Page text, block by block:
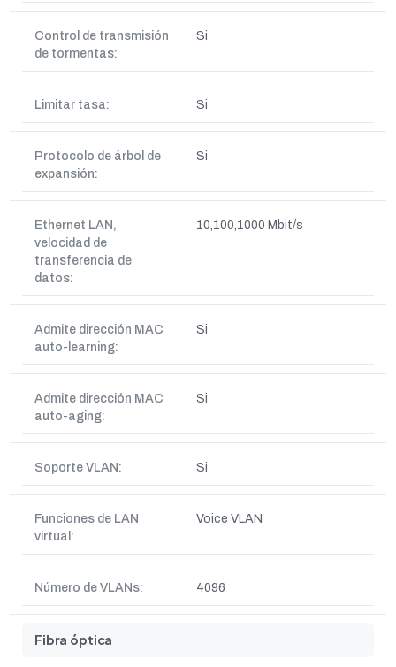
Control de transmisión
de tormentas:
Si
Limitar tasa: Si
Protocolo de árbol de
expansión:
Si
Ethernet LAN,
velocidad de
transferencia de
datos:
10,100,1000 Mbit/s
Admite dirección MAC
auto-learning:
Si
Admite dirección MAC
auto-aging:
Si
Soporte VLAN: Si
Funciones de LAN
virtual:
Voice VLAN
Número de VLANs: 4096
Fibra óptica